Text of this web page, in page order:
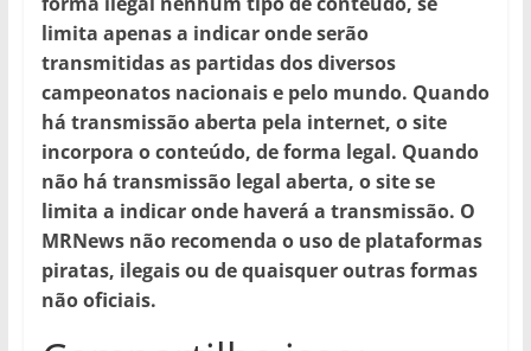
limita apenas a indicar onde serão
transmitidas as partidas dos diversos
campeonatos nacionais e pelo mundo. Quando
há transmissão aberta pela internet, o site
incorpora o conteúdo, de forma legal. Quando
não há transmissão legal aberta, o site se
limita a indicar onde haverá a transmissão. O
MRNews não recomenda o uso de plataformas
piratas, ilegais ou de quaisquer outras formas
não oficiais.